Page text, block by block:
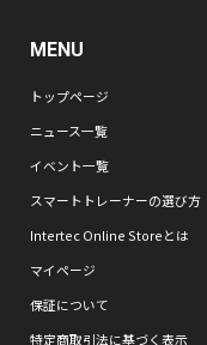
MENU
トップページ
ニュース一覧
イベント一覧
スマートトレーナーの選び方
Intertec Online Storeとは
マイページ
保証について
特定商取引法に基づく表示